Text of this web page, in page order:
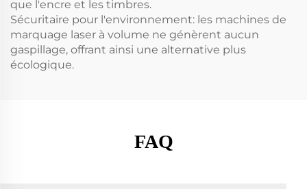
que l'encre et les timbres.
Sécuritaire pour l'environnement: les machines de
marquage laser à volume ne génèrent aucun
gaspillage, offrant ainsi une alternative plus
écologique.
FAQ